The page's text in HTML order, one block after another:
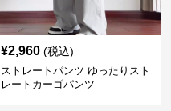
¥2,960 (税込)
ストレートパンツ ゆったりスト
レートカーゴパンツ